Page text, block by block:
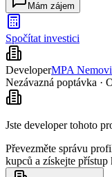
Mám zájem
Spočítat investici
DeveloperMPA
Nezávazná poptávka ·
Jste developer tohoto
Převezměte správu
kupců a získejte přístup